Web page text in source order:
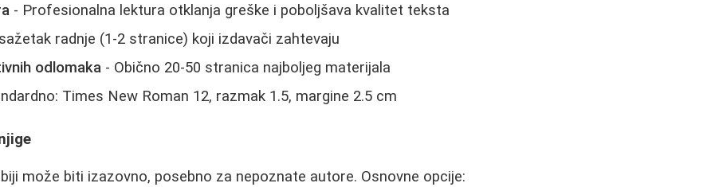
- Profesionalna lektura otklanja greške i poboljšava kvalitet teksta
radnje (1-2 stranice) koji izdavači zahtevaju
odlomaka - Obično 20-50 stranica najboljeg materijala
Times New Roman 12, razmak 1.5, margine 2.5 cm
može biti izazovno, posebno za nepoznate autore. Osnovne opcije: